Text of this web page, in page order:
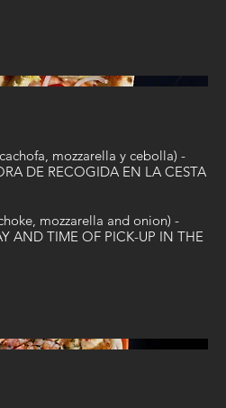
mozzarella y cebolla) -
DE RECOGIDA EN LA CESTA
mozzarella and onion) -
AND TIME OF PICK-UP IN THE